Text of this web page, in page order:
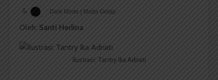
Dark Mode | Moda Gelap
Oleh: Santi Herlina
Ilustrasi: Tantry Ika Adriati